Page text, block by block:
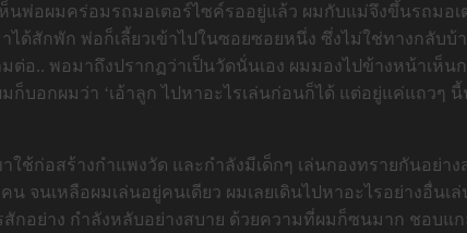
นพ่อผมคร่อมรถมอเตอร์ไซค์รออยู่แล้ว ผมกับแม่จึงขึ้นรถม
ด้สักพัก พ่อก็เลี้ยวเข้าไปในซอยซอยหนึ่ง ซึ่งไม่ใช่ทางกลับบ้
ต่อ.. พอมาถึงปรากฏว่าเป็นวัดนั่นเอง ผมมองไปข้างหน้าเ
อกผมว่า ‘เอ้าลูก ไปหาอะไรเล่นก่อนก็ได้ แต่อยู่แค่แถวๆ
ใช้ก่อสร้างกำแพงวัด และกำลังมีเด็กๆ เล่นกองทรายกันอย่
นเหลือผมเล่นอยู่คนเดียว ผมเลยเดินไปหาอะไรอย่างอื่นเ
อย่าง กำลังหลับอย่างสบาย ด้วยความที่ผมก็ซนมาก ชอบ